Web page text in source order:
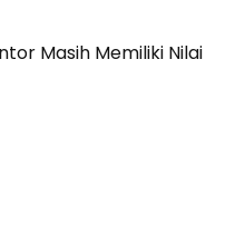
Masih Memiliki Nilai